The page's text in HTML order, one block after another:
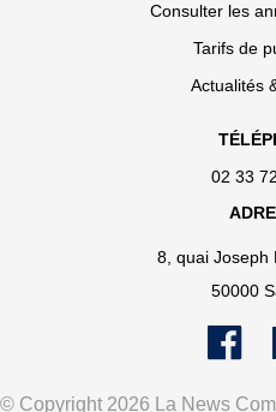
Consulter les
Tarifs de
Actualités
02 33
8, quai Joseph
50000
© Copyright 2026 La News